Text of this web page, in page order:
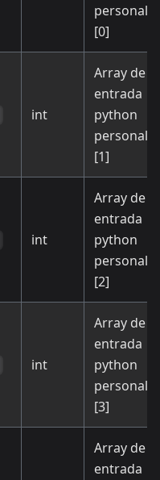
[0]
int
Array de
entrada
python
[1]
int
Array de
entrada
python
[2]
int
Array de
entrada
python
[3]
Array de
entrada